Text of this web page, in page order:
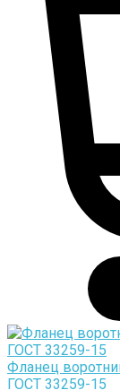
Фланец
ГОСТ 33259-15